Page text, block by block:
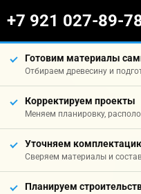
+7 921 027-89-
Готовим материалы
Отбираем древесину и
Корректируем проекты
Меняем планировку,
Уточняем
Сверяем материалы и
Планируем